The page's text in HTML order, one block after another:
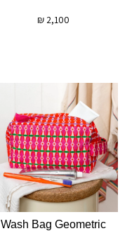
2,100
₪
Wash Bag Geometric